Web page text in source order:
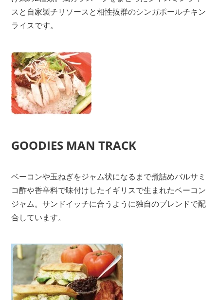
スと自家製チリソースと相性抜群のシンガポールチキン
ライスです。
GOODIES MAN TRACK
ベーコンや玉ねぎをジャム状になるまで煮詰めバルサミ
コ酢や香辛料で味付けしたイギリスで生まれたベーコン
ジャム。サンドイッチに合うように独自のブレンドで配
合しています。